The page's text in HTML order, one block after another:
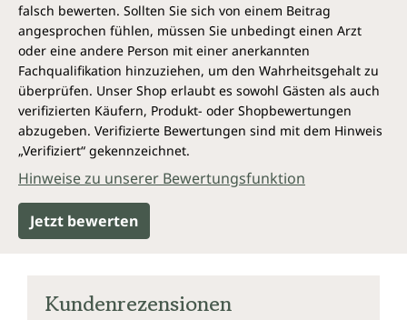
falsch bewerten. Sollten Sie sich von einem Beitrag
angesprochen fühlen, müssen Sie unbedingt einen Arzt
oder eine andere Person mit einer anerkannten
Fachqualifikation hinzuziehen, um den Wahrheitsgehalt zu
überprüfen. Unser Shop erlaubt es sowohl Gästen als auch
verifizierten Käufern, Produkt- oder Shopbewertungen
abzugeben. Verifizierte Bewertungen sind mit dem Hinweis
„Verifiziert“ gekennzeichnet.
Hinweise zu unserer Bewertungsfunktion
Jetzt bewerten
Kundenrezensionen